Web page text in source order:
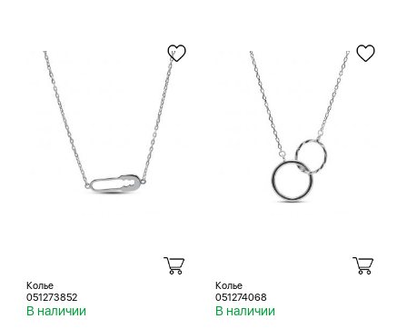
Колье
051273852
В наличии
Колье
051274068
В наличии